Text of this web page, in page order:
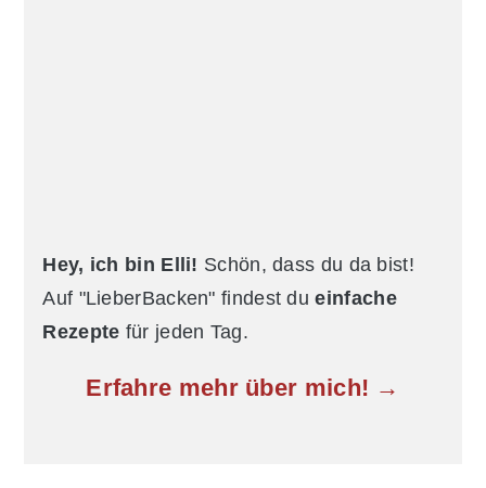
Hey, ich bin Elli! Schön, dass du da bist!
Auf "LieberBacken" findest dueinfache
Rezepte für jeden Tag.
Erfahre mehr über mich! →